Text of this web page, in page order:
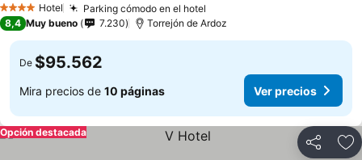
4 EstrellasHotel Parking cómodo en el hotel
8,4 Muy bueno 7.230 Torrejón de Ardoz
De $95.562
Mira precios de 10 páginas Ver precios
Compartir
Opción destacada